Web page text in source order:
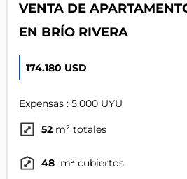
VENTA DE
EN BRÍO RIVERA
174.180 USD
Expensas : 5.000 UYU
52 m² totales
48 m² cubiertos